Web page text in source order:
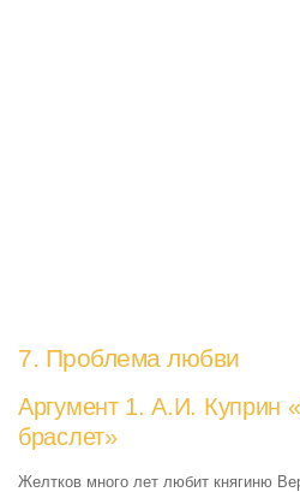
7. Проблема любви
Аргумент 1. А.И. Куприн
браслет»
Желтков много лет любит княгиню